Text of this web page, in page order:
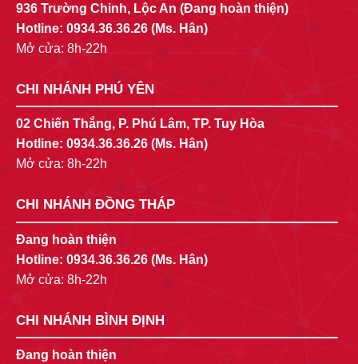
936 Trường Chinh, Lộc An (Đang hoàn thiện)
Hotline: 0934.36.36.26 (Ms. Hân)
Mở cửa: 8h-22h
CHI NHÁNH PHÚ YÊN
02 Chiến Thắng, P. Phú Lâm, TP. Tuy Hòa
Hotline: 0934.36.36.26 (Ms. Hân)
Mở cửa: 8h-22h
CHI NHÁNH ĐỒNG THÁP
Đang hoàn thiện
Hotline: 0934.36.36.26 (Ms. Hân)
Mở cửa: 8h-22h
CHI NHÁNH BÌNH ĐỊNH
Đang hoàn thiện